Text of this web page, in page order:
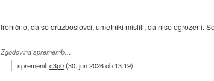
Ironično, da so družboslovci, umetniki mislili, da niso ogroženi.
Zgodovina sprememb…
spremenil:c3p0(30. jun 2026 ob 13:19)